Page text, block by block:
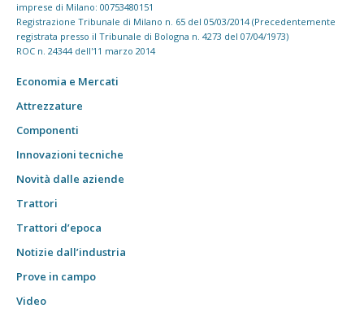
imprese di Milano: 00753480151
Registrazione Tribunale di Milano n. 65 del 05/03/2014 (Precedentemente
registrata presso il Tribunale di Bologna n. 4273 del 07/04/1973)
ROC n. 24344 dell'11 marzo 2014
Economia e Mercati
Attrezzature
Componenti
Innovazioni tecniche
Novità dalle aziende
Trattori
Trattori d’epoca
Notizie dall’industria
Prove in campo
Video